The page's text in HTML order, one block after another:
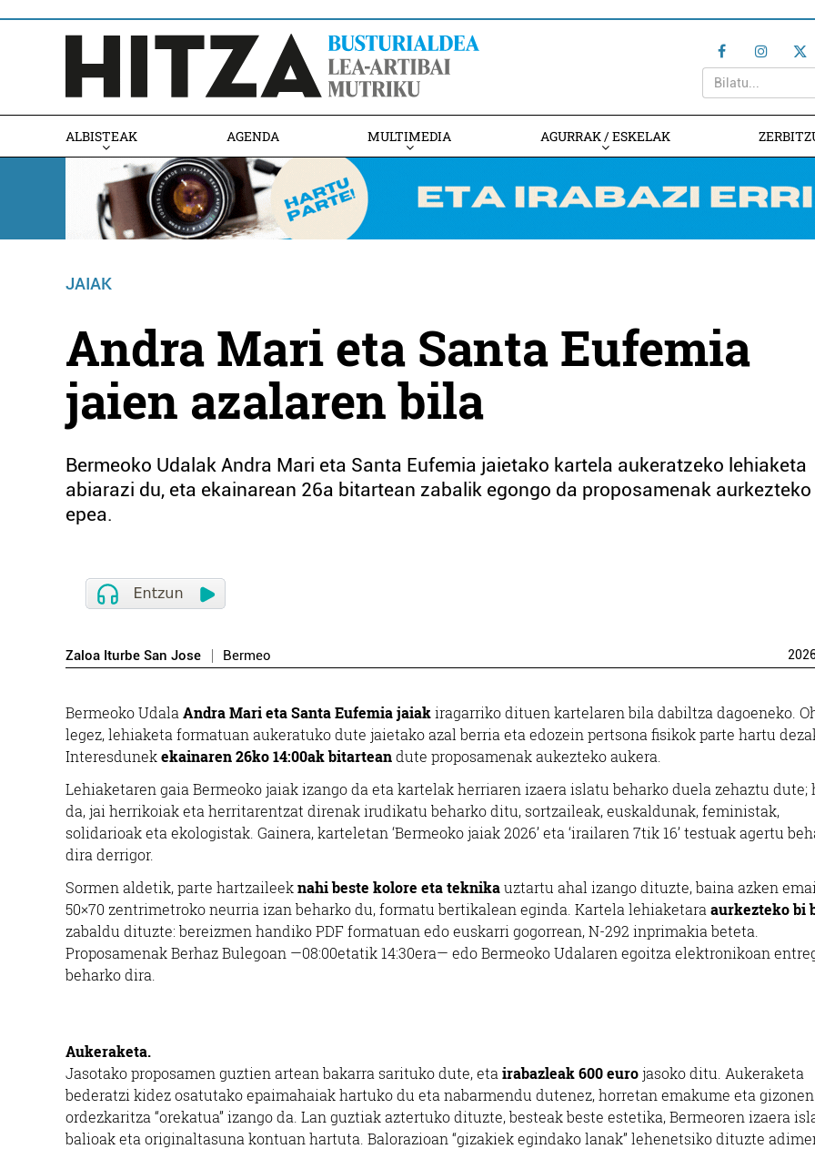
ALBISTEAK AGENDA MULTIMEDIA AGURRAK / ESKELAK
JAIAK
Andra Mari eta Santa Eufemia
jaien azalaren bila
Bermeoko Udalak Andra Mari eta Santa Eufemia jaietako kartela aukeratzeko lehiaketa
abiarazi du, eta ekainarean 26a bitartean zabalik egongo da proposamenak aurkezteko
epea.
Zaloa Iturbe San Jose Bermeo
Bermeoko Udala Andra Mari eta Santa Eufemia jaiakiragarriko dituen kartelaren bila dabiltza dagoeneko.
legez, lehiaketa formatuan aukeratuko dute jaietako azal berria eta edozein pertsona fisikok parte hartu
Interesdunekekainaren 26ko 14:00ak bitarteandute proposamenak aukezteko aukera.
Lehiaketaren gaia Bermeoko jaiak izango da eta kartelak herriaren izaera islatu beharko duela zehaztu dute;
da, jai herrikoiak eta herritarentzat direnak irudikatu beharko ditu, sortzaileak, euskaldunak, feministak,
solidarioak eta ekologistak. Gainera, karteletan ‘Bermeoko jaiak 2026’ eta ‘irailaren 7tik 16’ testuak agertu
dira derrigor.
Sormen aldetik, parte hartzaileeknahi beste kolore eta teknikauztartu ahal izango dituzte, baina azken
50×70 zentrimetroko neurria izan beharko du, formatu bertikalean eginda. Kartela lehiaketara aurkezteko bi
zabaldu dituzte: bereizmen handiko PDF formatuan edo euskarri gogorrean, N-292 inprimakia beteta.
Proposamenak Berhaz Bulegoan —08:00etatik 14:30era— edo Bermeoko Udalaren egoitza elektronikoan
beharko dira.
Aukeraketa.
Jasotako proposamen guztien artean bakarra sarituko dute, eta irabazleak 600 euro jasoko ditu. Aukeraketa
bederatzi kidez osatutako epaimahaiak hartuko du eta nabarmendu dutenez, horretan emakume eta gizonen
ordezkaritza “orekatua” izango da. Lan guztiak aztertuko dituzte, besteak beste estetika, Bermeoren izaera
balioak eta originaltasuna kontuan hartuta. Balorazioan “gizakiek egindako lanak” lehenetsiko dituzte